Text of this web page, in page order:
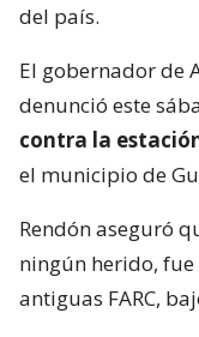
del país.
El gobernador de
denunció este
contra la
el municipio de
Rendón aseguró
ningún herido,
antiguas FARC,